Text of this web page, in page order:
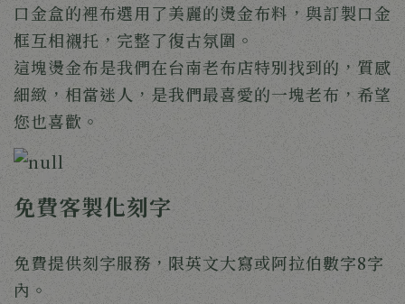
口金盒的裡布選用了美麗的燙金布料，與訂製口金
框互相襯托，完整了復古氛圍。
這塊燙金布是我們在台南老布店特別找到的，質感
細緻，相當迷人，是我們最喜愛的一塊老布，希望
您也喜歡。
免費客製化刻字
免費提供刻字服務，限英文大寫或阿拉伯數字8字
內。